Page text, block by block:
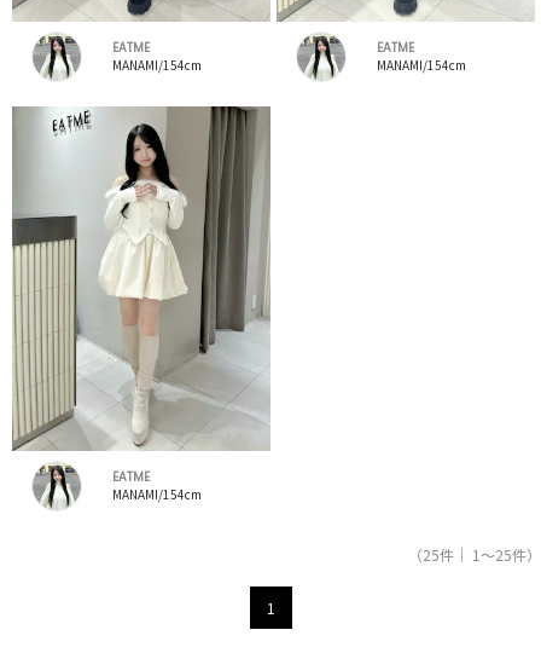
EATME
MANAMI/154cm
EATME
MANAMI/154cm
EATME
MANAMI/154cm
（25件｜ 1～25件）
1